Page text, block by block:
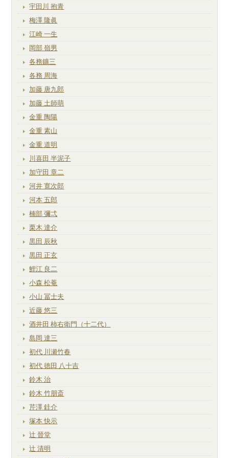
宇田川 抱青
梅澤 隆眞
江崎 一生
岡部 嶺男
各務鑛三
各務 周海
加藤 唐九郎
加藤 土師萌
金重 陶陽
金重 素山
金重 道明
川喜田 半泥子
加守田 章二
河井 寛次郎
河本 五郎
楠部 彌弌
栗木 達介
黒田 辰秋
黒田 正玄
鯉江 良二
小森 松菴
小山 冨士夫
近藤 悠三
酒井田 柿右衛門（十二代）
島岡 達三
初代 川瀬竹春
初代 徳田 八十吉
鈴木 治
鈴木 竹朋斎
芹澤 銈介
塚本 快示
辻 晉堂
辻 清明